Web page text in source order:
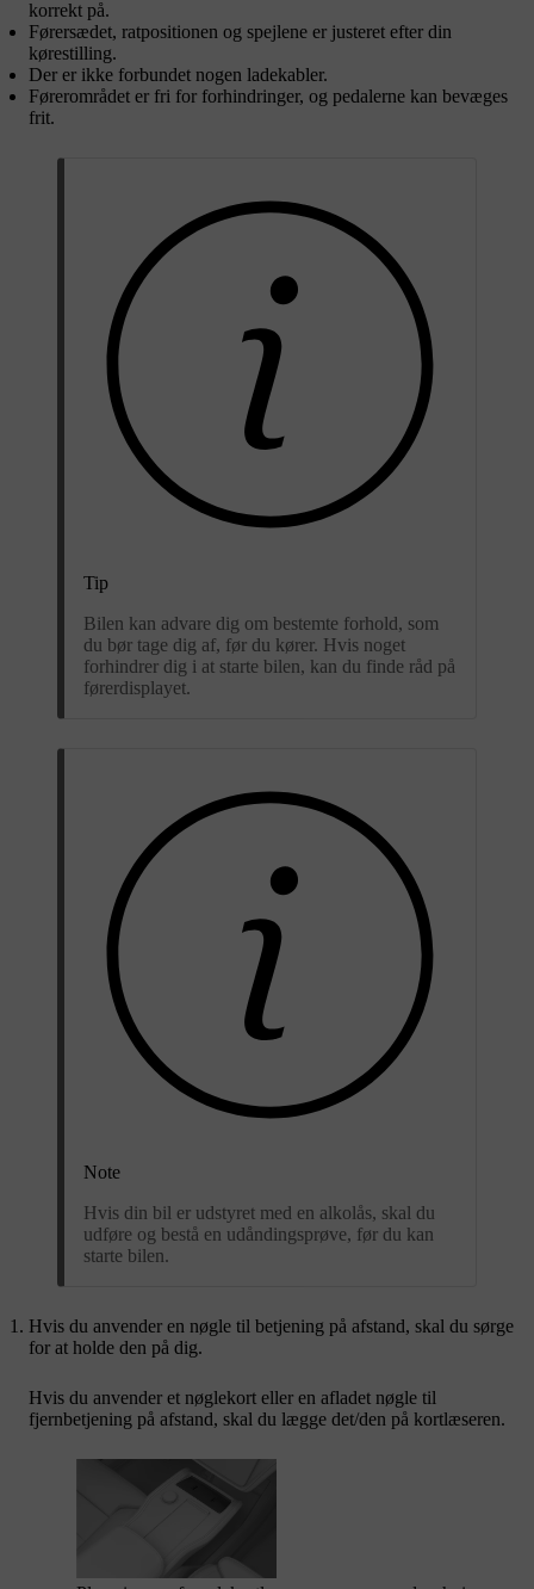
korrekt på.
Førersædet, ratpositionen og spejlene er justeret efter din
kørestilling.
Der er ikke forbundet nogen ladekabler.
Førerområdet er fri for forhindringer, og pedalerne kan bevæges
frit.
Tip
Bilen kan advare dig om bestemte forhold, som
du bør tage dig af, før du kører. Hvis noget
forhindrer dig i at starte bilen, kan du finde råd på
førerdisplayet.
Note
Hvis din bil er udstyret med en alkolås, skal du
udføre og bestå en udåndingsprøve, før du kan
starte bilen.
Hvis du anvender en nøgle til betjening på afstand, skal du sørge
for at holde den på dig.
Hvis du anvender et nøglekort eller en afladet nøgle til
fjernbetjening på afstand, skal du lægge det/den på kortlæseren.